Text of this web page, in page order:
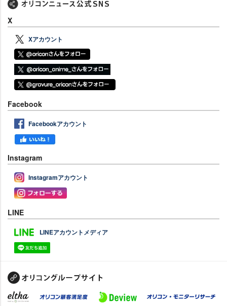
X
Xアカウント
Facebook
Facebookアカウント
Instagram
Instagramアカウント
LINE
LINEアカウントメディア